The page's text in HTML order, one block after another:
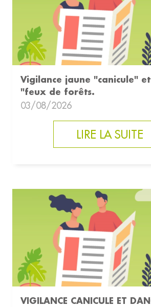
Vigilance jaune "canicule"
"feux de forêts.
03/08/2026
LIRE LA SUITE
VIGILANCE CANICULE ET